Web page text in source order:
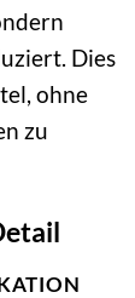
Dies
ohne
zu